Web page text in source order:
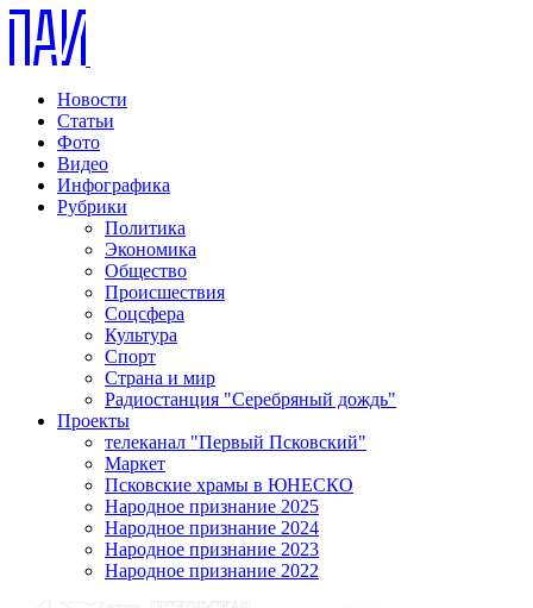
Новости
Статьи
Фото
Видео
Инфографика
Рубрики
Политика
Экономика
Общество
Происшествия
Соцсфера
Культура
Спорт
Страна и мир
Радиостанция "Серебряный дождь"
Проекты
телеканал "Первый Псковский"
Маркет
Псковские храмы в ЮНЕСКО
Народное признание 2025
Народное признание 2024
Народное признание 2023
Народное признание 2022